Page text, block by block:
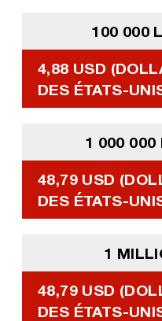
100 000
4,88 USD
DES ÉTATS-
1 000 000
48,79 USD
DES ÉTATS-
1
48,79 USD
DES ÉTATS-